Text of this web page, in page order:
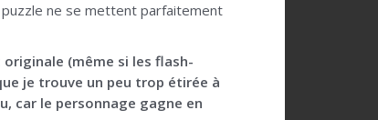
puzzle ne se mettent parfaitement
originale (même si les flash-
je trouve un peu trop étirée à
car le personnage gagne en